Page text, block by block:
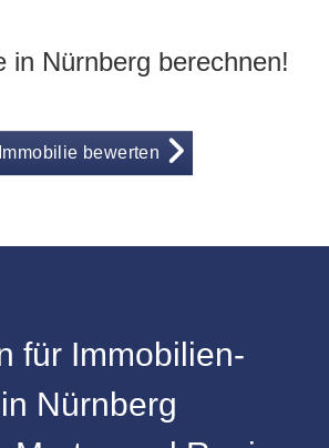
in Nürnberg berechnen!
bewerten
für Immobilien-
Nürnberg